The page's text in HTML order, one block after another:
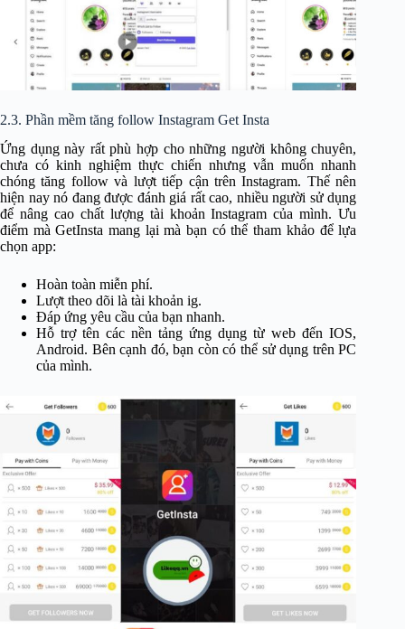
2.3. Phần mềm tăng follow Instagram Get Insta
Ứng dụng này rất phù hợp cho những người không chuyên,
chưa có kinh nghiệm thực chiến nhưng vẫn muốn nhanh
chóng tăng follow và lượt tiếp cận trên Instagram. Thế nên
hiện nay nó đang được đánh giá rất cao, nhiều người sử dụng
để nâng cao chất lượng tài khoản Instagram của mình.Ưu
điểm mà GetInsta mang lại mà bạn có thể tham khảo để lựa
chọn app:
Hoàn toàn miễn phí.
Lượt theo dõi là tài khoản ig.
Đáp ứng yêu cầu của bạn nhanh.
Hỗ trợ tên các nền tảng ứng dụng từ web đến IOS,
Android. Bên cạnh đó, bạn còn có thể sử dụng trên PC
của mình.